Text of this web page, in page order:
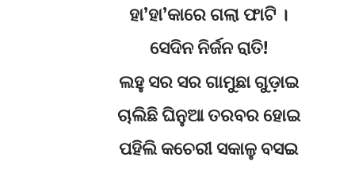
ହା’ହା’କାରେ ଗଲା ଫାଟି ।
ସେଦିନ ନିର୍ଜନ ରାତି!
ଲହୁ ସର ସର ଗାମୁଛା ଗୁଡ଼ାଇ
ଚାଲିଛି ଘିନୁଆ ତରବର ହୋଇ
ପହିଲି କଚେରୀ ସକାଳୁ ବସଇ